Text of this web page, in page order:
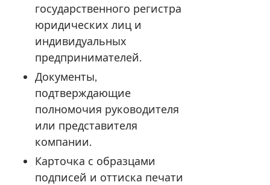
государственного регистра
юридических лиц и
индивидуальных
предпринимателей.
Документы,
подтверждающие
полномочия руководителя
или представителя
компании.
Карточка с образцами
подписей и оттиска печати